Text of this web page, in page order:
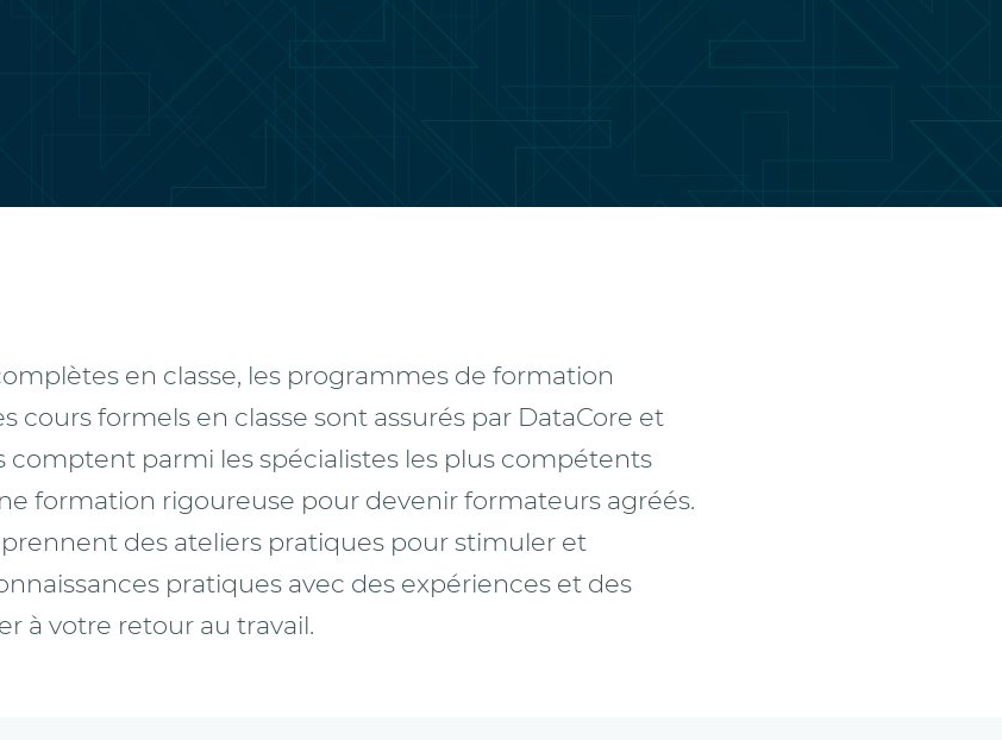
en classe, les programmes de formation
formels en classe sont assurés par DataCore et
comptent parmi les spécialistes les plus compétents
formation rigoureuse pour devenir formateurs agréés.
des ateliers pratiques pour stimuler et
pratiques avec des expériences et des
à votre retour au travail.